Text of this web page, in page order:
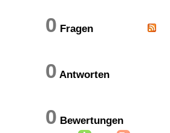
0 Fragen
0 Antworten
0 Bewertungen